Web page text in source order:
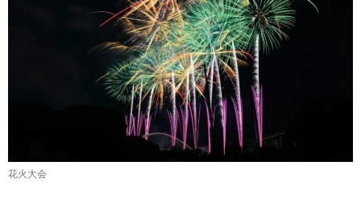
花火大会